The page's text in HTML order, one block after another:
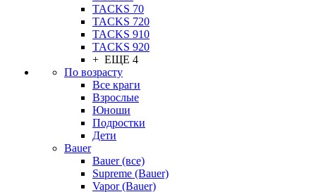
TACKS 70
TACKS 720
TACKS 910
TACKS 920
+ ЕЩЕ 4
По возрасту
Все краги
Взрослые
Юноши
Подростки
Дети
Bauer
Bauer (все)
Supreme (Bauer)
Vapor (Bauer)